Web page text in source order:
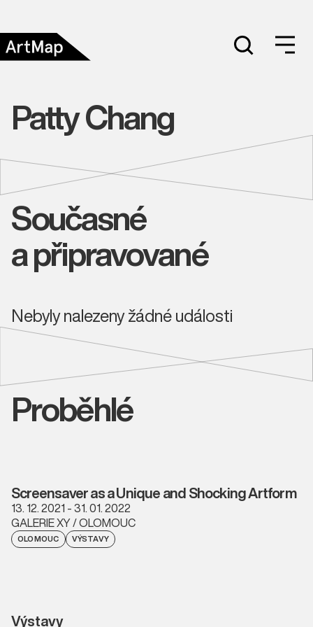
Patty Chang
Současné
a připravované
Nebyly nalezeny žádné události
Proběhlé
Screensaver as a Unique and Shocking Artform
13. 12. 2021 - 31. 01. 2022
GALERIE XY / OLOMOUC
OLOMOUC VÝSTAVY
Výstavy